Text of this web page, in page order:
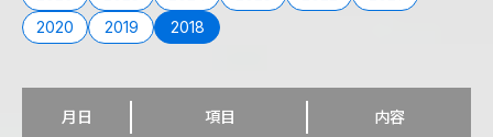
2020
2019 2018
月日 項目 内容